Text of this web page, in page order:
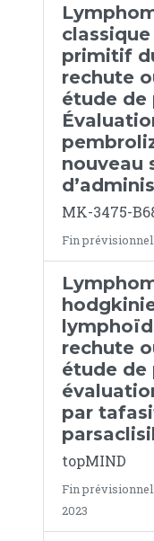
primitif
rechute
étude de
nouveau
MK-3475-
Fin
rechute
étude de
par
topMIND
Fin
2023